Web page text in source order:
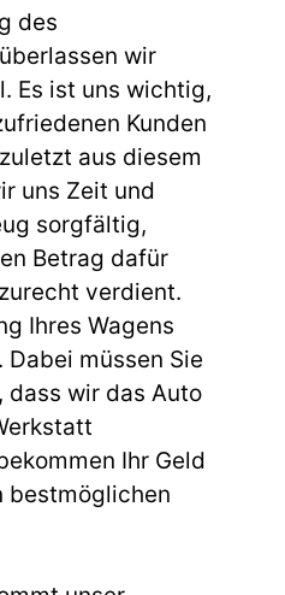
des
wir
Es ist uns wichtig,
Kunden
aus diesem
uns Zeit und
sorgfältig,
Betrag dafür
verdient.
Ihres Wagens
müssen Sie
wir das Auto
Ihr Geld
bestmöglichen